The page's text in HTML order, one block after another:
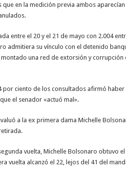
en la medición previa ambos
entre el 20 y el 21 de mayo con 2.004
admitiera su vínculo con el detenido
una red de extorsión y corrupción
por ciento de los consultados afirmó
el senador «actuó mal».
a la ex primera dama Michelle
vuelta, Michelle Bolsonaro obtuvo
vuelta alcanzó el 22, lejos del 41 del